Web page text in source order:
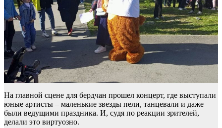
На главной сцене для бердчан прошел концерт, где выступали
юные артисты – маленькие звезды пели, танцевали и даже
были ведущими праздника. И, судя по реакции зрителей,
делали это виртуозно.